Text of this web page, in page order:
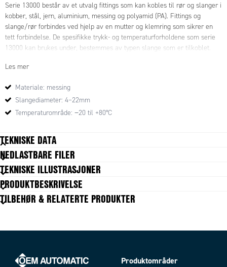
Serie 13000 består av et utvalg fittings som kan kobles til rør og slanger i
kobber, stål, jern, aluminium, messing og polyamid (PA). Fittings og
slange/rør forbindes ved hjelp av en mutter og klemring som sikrer en
tett forbindelse. De spesifikke trykk- og temperaturforholdene som serie
13000 kan brukes under, bestemmes av typen slange som er tilkoblet.
Les mer
Materiale: messing
Slangediameter: 4–22mm
Temperaturområde: −20 til +80°C
TEKNISKE DATA
Forpakningsstørrelse
Materiale kropp
Materiale mutter Messing
Temperaturområde til
Trykkområde min. 0 bar
NEDLASTBARE FILER
TEKNISKE ILLUSTRASJONER
PRODUKTBESKRIVELSE
TILBEHØR & RELATERTE PRODUKTER
Produktområder